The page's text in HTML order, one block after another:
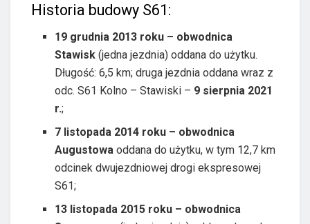
Historia budowy S61:
19 grudnia 2013 roku – obwodnica
Stawisk (jedna jezdnia) oddana do użytku.
Długość: 6,5 km; druga jezdnia oddana wraz z
odc. S61 Kolno – Stawiski – 9 sierpnia 2021
r.;
7 listopada 2014 roku – obwodnica
Augustowa oddana do użytku, w tym 12,7 km
odcinek dwujezdniowej drogi ekspresowej
S61;
13 listopada 2015 roku – obwodnica